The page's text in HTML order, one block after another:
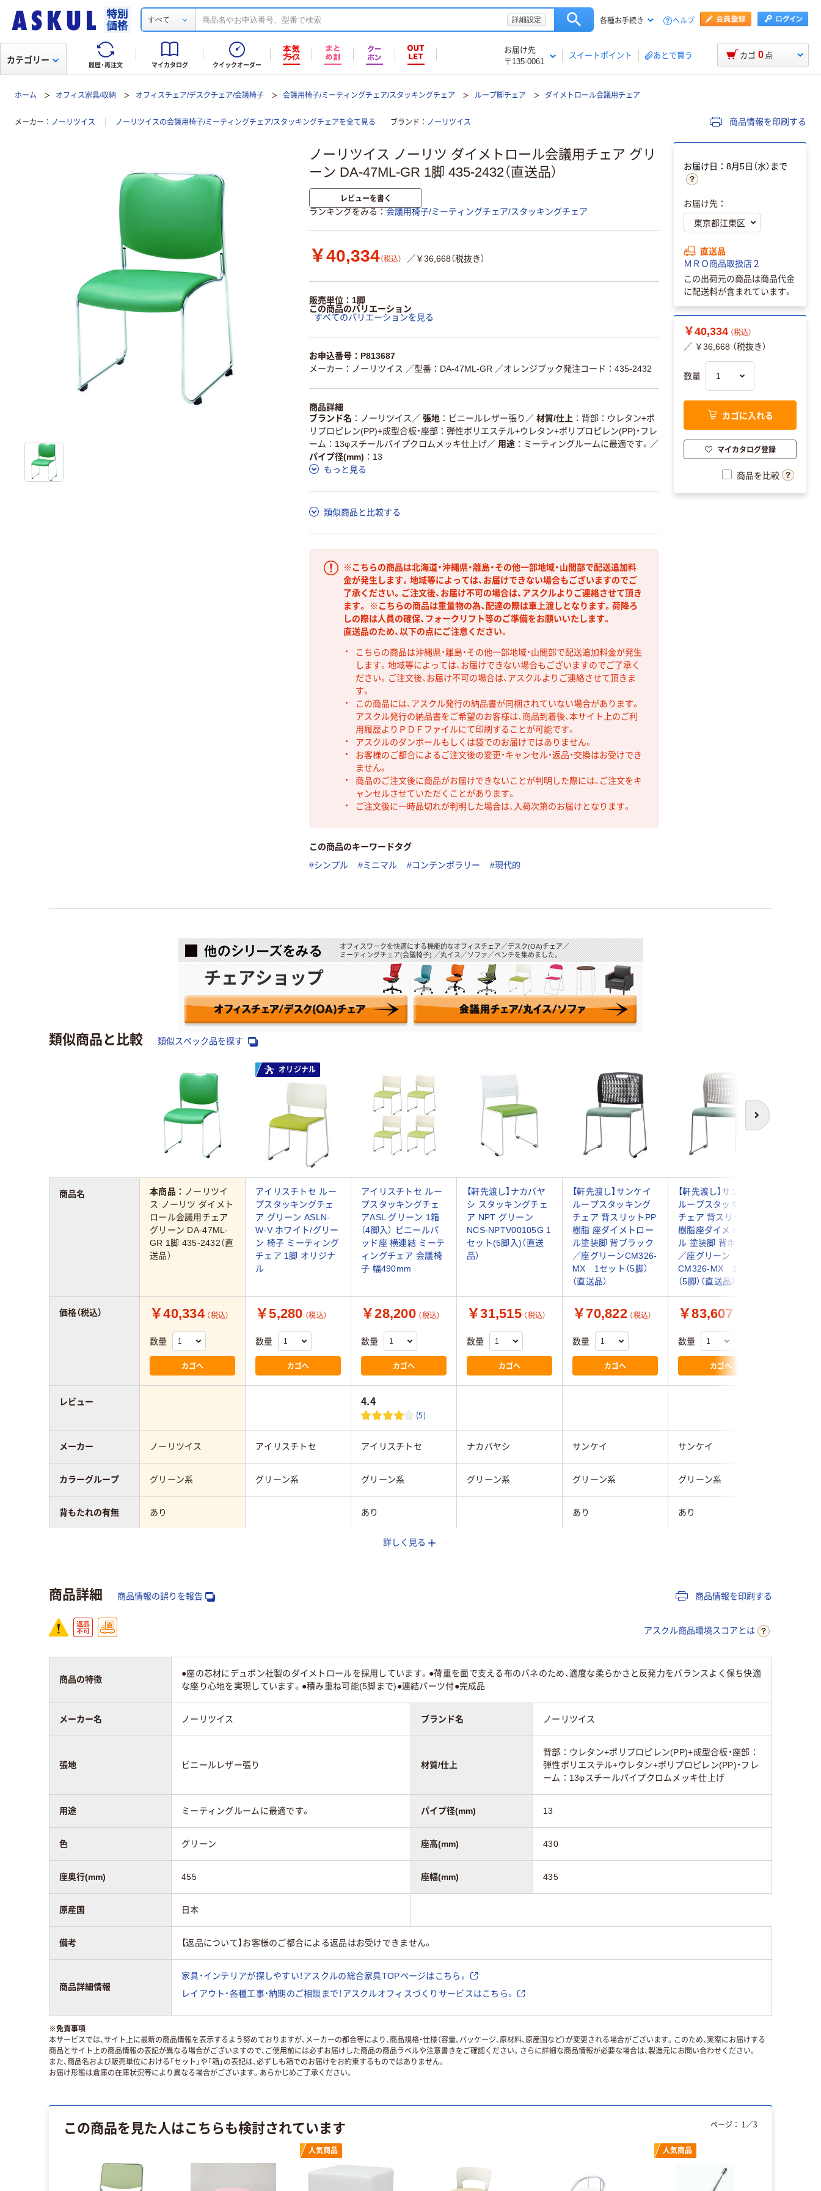
すべて 詳細設定 各種お手続き ヘルプ
履歴・再注文 マイカタログ クイックオーダー
お届け先
〒135-0061
スイートポイント あとで買う
カテゴリー カゴ 0 点
ホーム オフィス家具/収納 オフィスチェア/デスクチェア/会議椅子 会議用椅子/ミーティングチェア/スタッキングチェア ループ脚チェア ダイメトロール会議用チェア
メーカー ノーリツイス ノーリツイスの会議用椅子/ミーティングチェア/スタッキングチェアを全て見る ブランド ノーリツイス 商品情報を印刷する
ノーリツイス ノーリツ ダイメトロール会議用チェア グリ
ーン DA-47ML-GR 1脚 435-2432（直送品）
レビューを書く
ランキングをみる 会議用椅子/ミーティングチェア/スタッキングチェア
￥40,334（税込） ／￥36,668（税抜き）
販売単位：1脚
この商品のバリエーション
すべてのバリエーションを見る
お申込番号：P813687
メーカー：ノーリツイス ／型番：DA-47ML-GR ／オレンジブック発注コード：435-2432
商品詳細
ブランド名
ノーリツイス ／ 張地 ビニールレザー張り ／ 材質/仕上
背部：ウレタン+ポ
リプロピレン(PP)+成型合板・座部：弾性ポリエステル+ウレタン+ポリプロピレン(PP)・フレ
ーム：13φスチールパイプクロムメッキ仕上げ／ 用途 ミーティングルームに最適です。 ／
パイプ径(mm)
13
もっと見る
類似商品と比較する
※こちらの商品は北海道・沖縄県・離島・その他一部地域・山間部で配送追加料
金が発生します。地域等によっては、お届けできない場合もございますのでご
了承ください。ご注文後、お届け不可の場合は、アスクルよりご連絡させて頂き
ます。 ※こちらの商品は重量物の為、配達の際は車上渡しとなります。荷降ろ
しの際は人員の確保、フォークリフト等のご準備をお願いいたします。
直送品のため、以下の点にご注意ください。
こちらの商品は沖縄県・離島・その他一部地域・山間部で配送追加料金が発生
します。地域等によっては、お届けできない場合もございますのでご了承く
ださい。ご注文後、お届け不可の場合は、アスクルよりご連絡させて頂きま
す。
この商品には、アスクル発行の納品書が同梱されていない場合があります。
アスクル発行の納品書をご希望のお客様は、商品到着後、本サイト上のご利
用履歴よりＰＤＦファイルにて印刷することが可能です。
アスクルのダンボールもしくは袋でのお届けではありません。
お客様のご都合によるご注文後の変更・キャンセル・返品・交換はお受けでき
ません。
商品のご注文後に商品がお届けできないことが判明した際には、ご注文をキ
ャンセルさせていただくことがあります。
ご注文後に一時品切れが判明した場合は、入荷次第のお届けとなります。
この商品のキーワードタグ
#シンプル #ミニマル #コンテンポラリー #現代的
お届け日：8月5日（水）まで
お届け先：
直送品
ＭＲＯ商品取扱店２
この出荷元の商品は商品代金
に配送料が含まれています。
￥40,334 （税込）
／ ￥36,668 （税抜き）
数量
カゴに入れる
マイカタログ登録
商品を比較
オフィスワークを快適にする機能的なオフィスチェア／デスク(OA)チェア／
ミーティングチェア(会議椅子) ／丸イス／ソファ／ベンチを集めました。
チェアショップ
類似商品と比較 類似スペック品を探す
次へ
オリジナル
本商品： ノーリツイ
ス ノーリツ ダイメト
ロール会議用チェア
グリーン DA-47ML-
GR 1脚 435-2432（直
送品）
アイリスチトセ ルー
プスタッキングチェ
ア グリーン ASLN-
W-V ホワイト/グリー
ン 椅子 ミーティング
チェア 1脚 オリジナ
ル
アイリスチトセ ルー
プスタッキングチェ
アASL グリーン 1箱
（4脚入） ビニールパ
ッド座 横連結 ミーテ
ィングチェア 会議椅
子 幅490mm
【軒先渡し】ナカバヤ
シ スタッキングチェ
ア NPT グリーン
NCS-NPTV00105G 1
セット(5脚入)（直送
品）
【軒先渡し】サンケイ
ループスタッキング
チェア 背スリットPP
樹脂 座ダイメトロー
ル塗装脚 背ブラック
／座グリーンCM326-
MX 1セット（5脚）
（直送品）
【軒先渡し】サンケイ
ループスタッキング
チェア 背スリットPP
樹脂座ダイメトロー
ル 塗装脚 背ホワイト
／座グリーン
CM326-MX 1セット
（5脚）（直送品）
￥40,334 （税込）
数量
カゴへ
￥5,280 （税込）
数量
カゴへ
￥28,200 （税込）
数量
カゴへ
￥31,515 （税込）
数量
カゴへ
￥70,822 （税込）
数量
カゴへ
￥83,607
数量
カゴへ
4.4
(5)
ノーリツイス アイリスチトセ アイリスチトセ ナカバヤシ サンケイ サンケイ
グリーン系 グリーン系 グリーン系 グリーン系 グリーン系 グリーン系
あり あり あり あり
商品名
価格（税込）
レビュー
メーカー
カラーグループ
背もたれの有無
詳しく見る
商品詳細 商品情報の誤りを報告 商品情報を印刷する
アスクル商品環境スコアとは
商品の特徴
●座の芯材にデュポン社製のダイメトロールを採用しています。●荷重を面で支える布のバネのため、適度な柔らかさと反発力をバランスよく保ち快適
な座り心地を実現しています。●積み重ね可能(5脚まで)●連結パーツ付●完成品
メーカー名 ノーリツイス ブランド名 ノーリツイス
張地 ビニールレザー張り 材質/仕上
背部：ウレタン+ポリプロピレン(PP)+成型合板・座部：
弾性ポリエステル+ウレタン+ポリプロピレン(PP)・フレ
ーム：13φスチールパイプクロムメッキ仕上げ
用途 ミーティングルームに最適です。 パイプ径(mm) 13
色 グリーン 座高(mm) 430
座奥行(mm) 455 座幅(mm) 435
原産国 日本
備考 【返品について】お客様のご都合による返品はお受けできません。
商品詳細情報
家具・インテリアが探しやすい！アスクルの総合家具TOPページはこちら。
レイアウト・各種工事・納期のご相談まで！アスクルオフィスづくりサービスはこちら。
※免責事項
本サービスでは、サイト上に最新の商品情報を表示するよう努めておりますが、メーカーの都合等により、商品規格・仕様（容量、パッケージ、原材料、原産国など）が変更される場合がございます。このため、実際にお届けする
商品とサイト上の商品情報の表記が異なる場合がございますので、ご使用前には必ずお届けした商品の商品ラベルや注意書きをご確認ください。さらに詳細な商品情報が必要な場合は、製造元にお問い合わせください。
また、商品名および販売単位における「セット」や「箱」の表記は、必ずしも箱でのお届けをお約束するものではありません。
お届け形態は倉庫の在庫状況等により異なる場合がございます。あらかじめご了承ください。
この商品を見た人はこちらも検討されています
人気商品 人気商品
ページ： 1 ／3